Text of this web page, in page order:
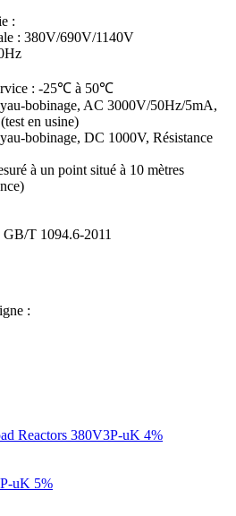
:
: 380V/690V/1140V
: -25℃ à 50℃
bobinage, AC 3000V/50Hz/5mA,
en usine)
bobinage, DC 1000V, Résistance
à un point situé à 10 mètres
T 1094.6-2011
:
Reactors 380V3P-uK 4%
uK 5%